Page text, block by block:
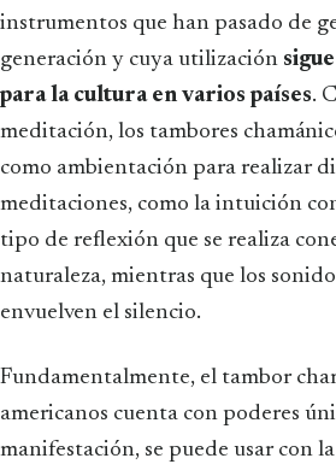
instrumentos que han pasado de
generación y cuya utilización
para la cultura en varios países.
meditación, los tambores
como ambientación para realizar
meditaciones, como la intuición
tipo de reflexión que se realiza
naturaleza, mientras que los
envuelven el silencio.
Fundamentalmente, el tambor
americanos cuenta con poderes
manifestación, se puede usar con